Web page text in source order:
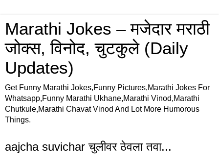
Marathi Jokes – मजेदार मराठी
जोक्स, विनोद, चुटकुले (Daily
Updates)
Get Funny Marathi Jokes,Funny Pictures,Marathi Jokes For
Whatsapp,Funny Marathi Ukhane,Marathi Vinod,Marathi
Chutkule,Marathi Chavat Vinod And Lot More Humorous
Things.
aajcha suvichar चुलीवर ठेवला तवा...